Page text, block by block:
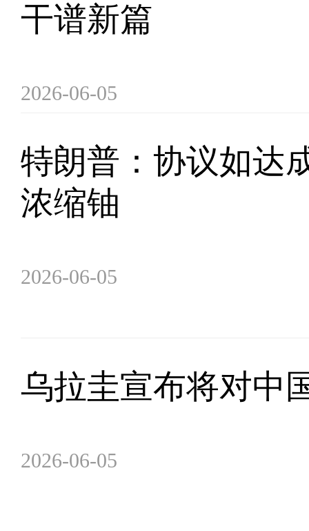
干谱新篇
2026-06-05
特朗普：协议如达
浓缩铀
2026-06-05
乌拉圭宣布将对中
2026-06-05